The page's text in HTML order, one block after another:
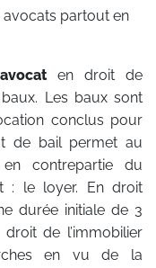
avocats partout en
avocat en droit de
Les baux sont
conclus pour
de bail permet au
contrepartie du
: le loyer. En droit
durée initiale de 3
de l’immobilier
en vu de la